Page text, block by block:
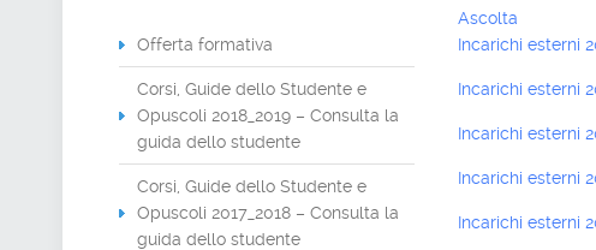
Ascolta
Incarichi esterni
Incarichi esterni
Incarichi esterni
Incarichi esterni
Incarichi esterni
Offerta formativa
Corsi, Guide dello Studente e
Opuscoli 2018_2019 – Consulta la
guida dello studente
Corsi, Guide dello Studente e
Opuscoli 2017_2018 – Consulta la
guida dello studente